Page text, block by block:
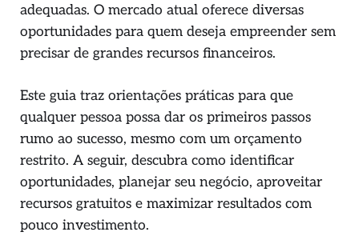
adequadas. O mercado atual oferece diversas
oportunidades para quem deseja empreender sem
precisar de grandes recursos financeiros.
Este guia traz orientações práticas para que
qualquer pessoa possa dar os primeiros passos
rumo ao sucesso, mesmo com um orçamento
restrito. A seguir, descubra como identificar
oportunidades, planejar seu negócio, aproveitar
recursos gratuitos e maximizar resultados com
pouco investimento.